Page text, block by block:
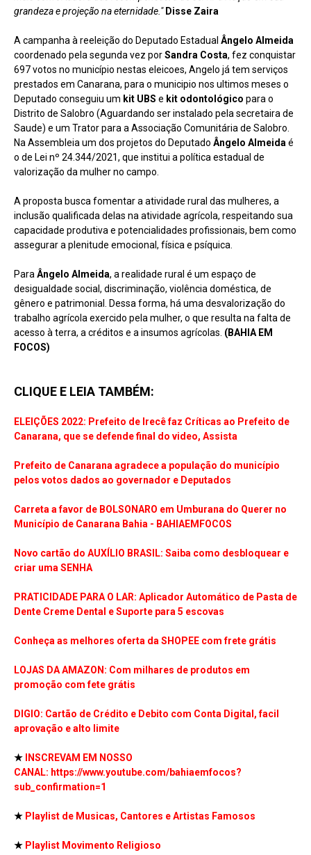
grandeza e projeção na eternidade." Disse Zaira
A campanha à reeleição do Deputado Estadual Ângelo Almeida
coordenado pela segunda vez porSandra Costa, fez conquistar
697 votos no município nestas eleicoes, Angelo já tem serviços
prestados em Canarana, para o municipio nos ultimos meses o
Deputado conseguiu um kit UBS e kit odontológico para o
Distrito de Salobro (Aguardando ser instalado pela secretaira de
Saude) e um Trator para a Associação Comunitária de Salobro.
Na Assembleia um dos projetos do Deputado Ângelo Almeida é
o de Lei nº 24.344/2021, que institui a política estadual de
valorização da mulher no campo.
A proposta busca fomentar a atividade rural das mulheres, a
inclusão qualificada delas na atividade agrícola, respeitando sua
capacidade produtiva e potencialidades profissionais, bem como
assegurar a plenitude emocional, física e psíquica.
Para Ângelo Almeida, a realidade rural é um espaço de
desigualdade social, discriminação, violência doméstica, de
gênero e patrimonial. Dessa forma, há uma desvalorização do
trabalho agrícola exercido pela mulher, o que resulta na falta de
acesso à terra, a créditos e a insumos agrícolas. (BAHIA EM
FOCOS)
CLIQUE E LEIA TAMBÉM:
ELEIÇÕES 2022: Prefeito de Irecê faz Críticas ao Prefeito de
Canarana, que se defende final do video, Assista
Prefeito de Canarana agradece a população do município
pelos votos dados ao governador e Deputados
Carreta a favor de BOLSONARO em Umburana do Querer no
Município de Canarana Bahia - BAHIAEMFOCOS
Novo cartão do AUXÍLIO BRASIL: Saiba como desbloquear e
criar uma SENHA
PRATICIDADE PARA O LAR: Aplicador Automático de Pasta de
Dente Creme Dental e Suporte para 5 escovas
Conheça as melhores oferta da SHOPEE com frete grátis
LOJAS DA AMAZON: Com milhares de produtos em
promoção com fete grátis
DIGIO: Cartão de Crédito e Debito com Conta Digital, facil
aprovação e alto limite
★
INSCREVAM EM NOSSO
CANAL: https://www.youtube.com/bahiaemfocos?
sub_confirmation=1
★ Playlist de Musicas, Cantores e Artistas Famosos
★ Playlist Movimento Religioso